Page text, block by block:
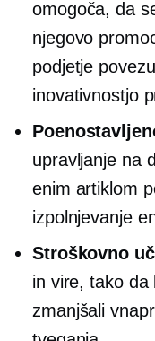
omogoča, da
njegovo
podjetje
inovativnostjo
upravljanje na
enim artiklom
izpolnjevanje
Stroškovno
in vire, tako da
zmanjšali